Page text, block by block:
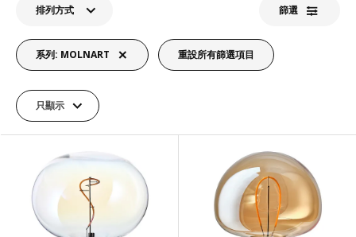
排列方式 篩選​
系列: MOLNART 重設所有篩選項目
只顯示